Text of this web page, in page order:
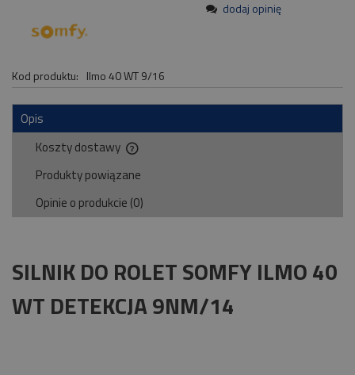
Kod produktu: Ilmo 40 WT 9/16
dodaj opinię
Opis
Koszty dostawy
Cena nie zawiera ewentualnych kosztów płatności
Produkty powiązane
Opinie o produkcie (0)
SILNIK DO ROLET SOMFY ILMO 40
WT DETEKCJA 9NM/14